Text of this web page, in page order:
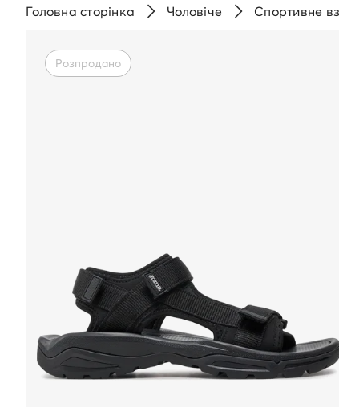
Головна сторінка Чоловічe Спортивне
Розпродано